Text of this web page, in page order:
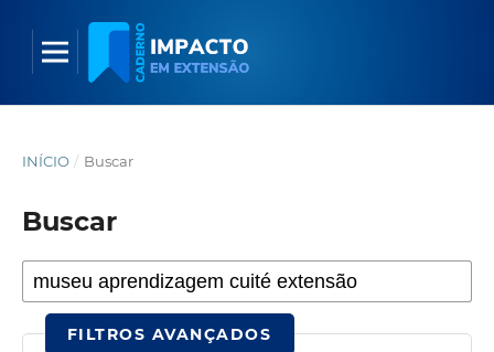
INÍCIO / Buscar
Buscar
FILTROS AVANÇADOS